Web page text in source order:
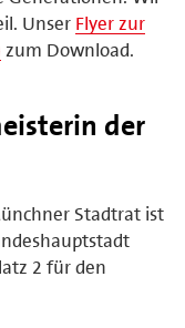
Unser Flyer zur
zum Download.
der
Stadtrat ist
2 für den